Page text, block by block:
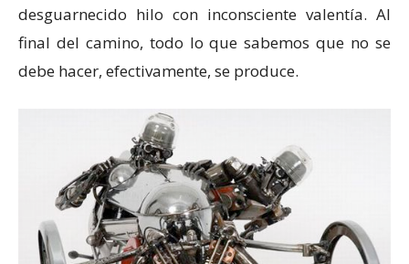
desguarnecido hilo con inconsciente valentía. Al
final del camino, todo lo que sabemos que no se
debe hacer, efectivamente, se produce.